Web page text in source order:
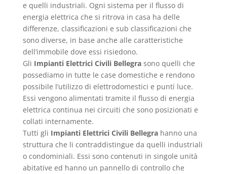
e quelli industriali. Ogni sistema per il flusso di
energia elettrica che si ritrova in casa ha delle
differenze, classificazioni e sub classificazioni che
sono diverse, in base anche alle caratteristiche
dell’immobile dove essi risiedono.
Gli Impianti Elettrici Civili Bellegrasono quelli che
possediamo in tutte le case domestiche e rendono
possibile l’utilizzo di elettrodomestici e punti luce.
Essi vengono alimentati tramite il flusso di energia
elettrica continua nei circuiti che sono posizionati e
collati internamente.
Tutti gli Impianti Elettrici Civili Bellegrahanno una
struttura che li contraddistingue da quelli industriali
o condominiali. Essi sono contenuti in singole unità
abitative ed hanno un pannello di controllo che